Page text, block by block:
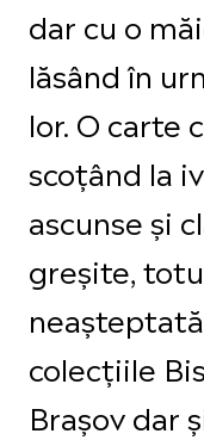
dar cu o
lăsând în
lor. O carte
scoțând la
ascunse și
greșite,
colecțiile
Brașov dar